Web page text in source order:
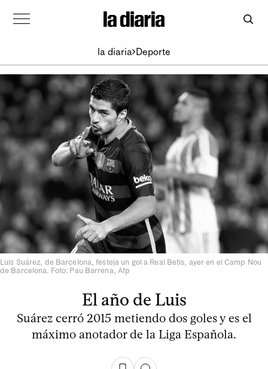
la diaria Deporte
Luis Suárez, de Barcelona, festeja un gol a Real Betis, ayer en el Camp Nou
de Barcelona. Foto: Pau Barrena, Afp
El año de Luis
Suárez cerró 2015 metiendo dos goles y es el
máximo anotador de la Liga Española.